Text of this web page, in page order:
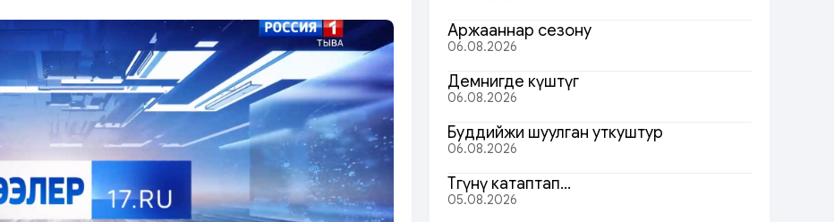
Аржааннар сезону
06.08.2026
Демнигде күштүг
06.08.2026
Буддийжи шуулган уткуштур
06.08.2026
Төөгүнү катаптап…
05.08.2026